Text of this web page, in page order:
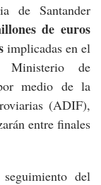
de Santander
de euros
implicadas en el
Ministerio de
medio de la
(ADIF),
entre finales
del